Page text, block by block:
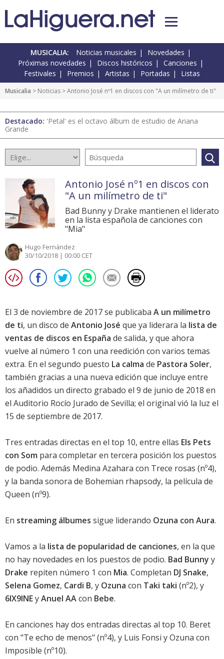
MUSICALIA: Noticias musicales
Novedades
Próximas novedades
Discos históricos
Canciones
Festivales
Premios Artistas Portadas Listas
Musicalia > Noticias > Antonio José nº1 en discos con "A un milímetro de ti"
Destacado: 'Petal' es el octavo álbum de estudio de Ariana
Grande
Antonio José nº1 en discos con
"A un milímetro de ti"
Bad Bunny y Drake mantienen el liderato
en la lista española de canciones con
"Mia"
Hugo Fernández
30/10/2018 | 00:00 CET
El 3 de noviembre de 2017 se publicaba A un milímetro
de ti, un disco de Antonio José que ya liderara la lista de
ventas de discos en España de salida, y que ahora
vuelve al número 1 con una reedición con varios temas
extra. En el segundo puesto La calma de Pastora Soler,
también gracias a una nueva edición que incluye entre
los añadidos un directo grabado el 9 de junio de 2018 en
el Auditorio Rocío Jurado de Sevilla; el original vió la luz el
15 de septiembre de 2017.
Tres entradas directas en el top 10, entre ellas Els Pets
con Som para completar en tercera posición los puestos
de podio. Además Medina Azahara con Trece rosas (nº4),
y la banda sonora de Bohemian rhapsody, la película de
Queen (nº9).
En streaming álbumes sigue liderando Ozuna con Aura.
Vamos a la lista de popularidad de canciones, en la que
no hay novedades en los puestos de podio. Bad Bunny y
Drake repiten número 1 con Mia. Completan DJ Snake,
Selena Gomez, Cardi B, y Ozuna con Taki taki (nº2), y
6IX9INEyAnuel AAcon Bebe.
En canciones hay dos entradas directas al top 10. Beret
con "Te echo de menos" (nº4), y Luis Fonsi y Ozuna con
Imposible (nº10).